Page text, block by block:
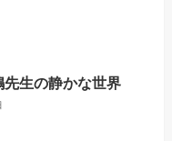
先生の静かな世界